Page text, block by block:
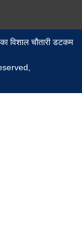
विशाल चौतारी डटकम